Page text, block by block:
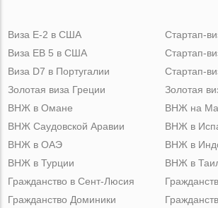
Виза Е-2 в США
Виза ЕВ 5 в США
Виза D7 в Португалии
Золотая виза Греции
Стартап-
Стартап-
Стартап-
Золотая
ВНЖ в Омане
ВНЖ Саудовской Аравии
ВНЖ в ОАЭ
ВНЖ в Турции
ВНЖ на
ВНЖ в
ВНЖ в
ВНЖ в
Гражданство в Сент-Люсия
Гражданство Доминики